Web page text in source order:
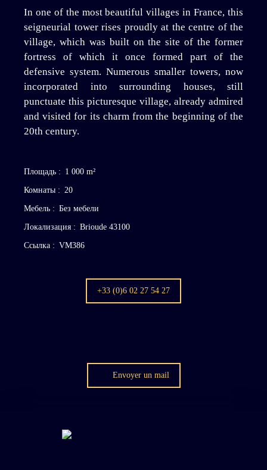
In one of the most beautiful villages in France, this
seigneurial tower rises proudly at the centre of the
village, which was built on the site of the former
fortress of which it once formed part of the
defensive system. Numerous smaller towers, now
incorporated into surrounding houses, still
punctuate this picturesque village, already admired
and visited for its charm from the beginning of the
20th century.
Площадь : 1 000 m²
Комнаты : 20
Мебель : Без мебели
Локализация : Brioude 43100
Ссылка : VM386
+33 (0)6 02 27 54 27
Envoyer un mail